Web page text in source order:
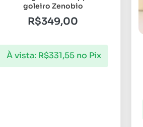
goleiro Zenobio
R$349,00
À vista: R$331,55 no Pix